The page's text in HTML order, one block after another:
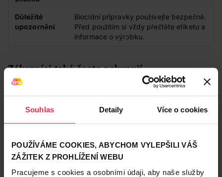
Souhlas Detaily Více o cookies
POUŽÍVÁME COOKIES, ABYCHOM VYLEPŠILI VÁŠ
ZÁŽITEK Z PROHLÍŽENÍ WEBU
Pracujeme s cookies a osobními údaji, aby naše služby
Důležité
upozornění
Biocidní přípravky používejte bezpečně.
Před použitím si vždy přečtěte etiketu a
informace o výrobku.
Zákazníci také často nakupují